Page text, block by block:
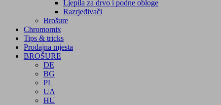
Ljepila za drvo i podne obloge
Razrjeđivači
Brošure
Chromomix
Tips & tricks
Prodajna mjesta
BROŠURE
DE
BG
PL
UA
HU